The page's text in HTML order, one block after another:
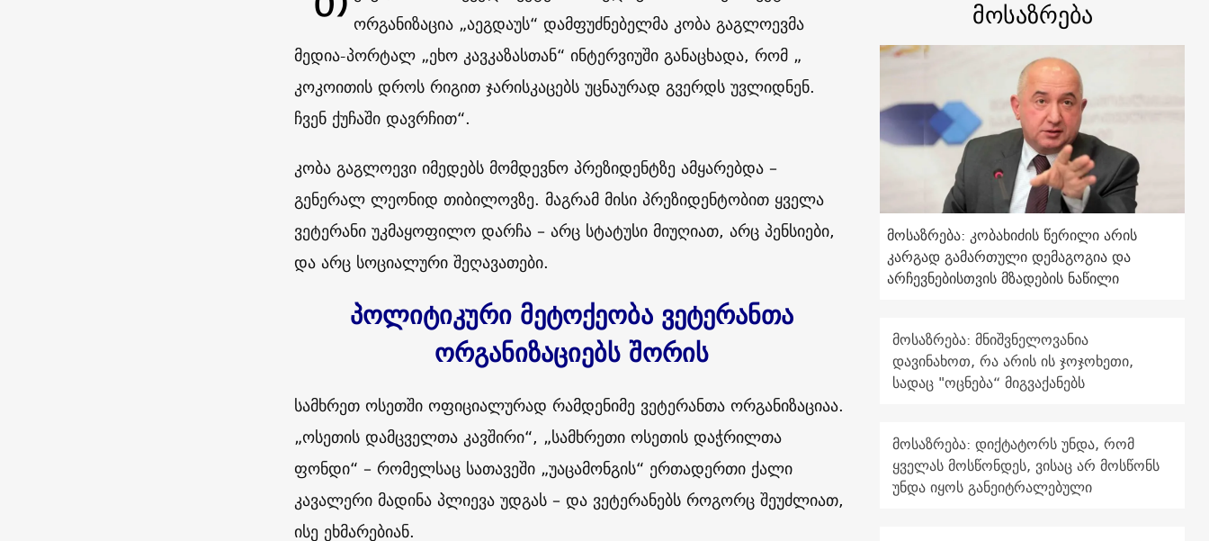
ორგანიზაცია „აეგდაუს“ დამფუძნებელმა კობა გაგლოევმა
მედია-პორტალ „ეხო კავკაზასთან“ ინტერვიუში განაცხადა, რომ „
კოკოითის დროს რიგით ჯარისკაცებს უცნაურად გვერდს უვლიდნენ.
ჩვენ ქუჩაში დავრჩით“.
კობა გაგლოევი იმედებს მომდევნო პრეზიდენტზე ამყარებდა –
გენერალ ლეონიდ თიბილოვზე. მაგრამ მისი პრეზიდენტობით ყველა
ვეტერანი უკმაყოფილო დარჩა – არც სტატუსი მიუღიათ, არც პენსიები,
და არც სოციალური შეღავათები.
პოლიტიკური მეტოქეობა ვეტერანთა
ორგანიზაციებს შორის
სამხრეთ ოსეთში ოფიციალურად რამდენიმე ვეტერანთა ორგანიზაციაა.
„ოსეთის დამცველთა კავშირი“, „სამხრეთი ოსეთის დაჭრილთა
ფონდი“ – რომელსაც სათავეში „უაცამონგის“ ერთადერთი ქალი
კავალერი მადინა პლიევა უდგას – და ვეტერანებს როგორც შეუძლიათ,
ისე ეხმარებიან.
მოსაზრება
მოსაზრება: კობახიძის წერილი არის
კარგად გამართული დემაგოგია და
არჩევნებისთვის მზადების ნაწილი
მოსაზრება: მნიშვნელოვანია
დავინახოთ, რა არის ის ჯოჯოხეთი,
სადაც "ოცნება“ მიგვაქანებს
მოსაზრება: დიქტატორს უნდა, რომ
ყველას მოსწონდეს, ვისაც არ მოსწონს
უნდა იყოს განეიტრალებული